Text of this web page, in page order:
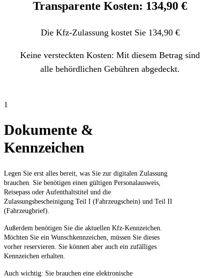
Transparente Kosten: 134,90 €
Die Kfz-Zulassung kostet Sie 134,90 €
Keine versteckten Kosten: Mit diesem Betrag sind
alle behördlichen Gebühren abgedeckt.
1
Dokumente &
Kennzeichen
Legen Sie erst alles bereit, was Sie zur digitalen Zulassung
brauchen. Sie benötigen einen gültigen Personalausweis,
Reisepass oder Aufenthaltstitel und die
Zulassungsbescheinigung Teil I (Fahrzeugschein) und Teil II
(Fahrzeugbrief).
Außerdem benötigen Sie die aktuellen Kfz-Kennzeichen.
Möchten Sie ein Wunschkennzeichen, müssen Sie dieses
vorher reservieren. Sie können aber auch ein zufälliges
Kennzeichen erhalten.
Auch wichtig: Sie brauchen eine elektronische